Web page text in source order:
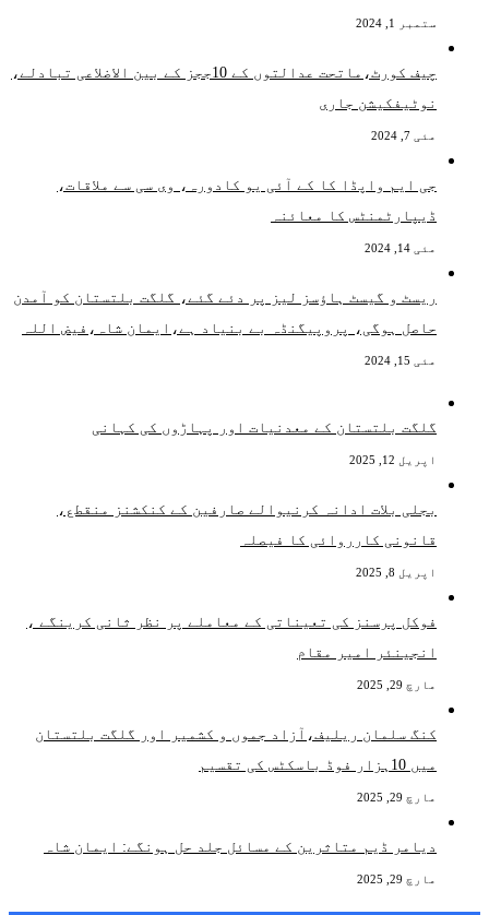
ستمبر 1, 2024
چیف کورٹ،ماتحت عدالتوں کے 10ججز کے بین الاضلاعی تبادلے،
نوٹیفکیشن جاری
مئی 7, 2024
جی ایم واپڈا کا کے آئی یو کادورہ، وی سی سے ملاقات،
ڈیپارٹمنٹس کا معائنہ
مئی 14, 2024
ریسٹ و گیسٹ ہاؤسز لیز پر دئے گئے، گلگت بلتستان کو آمدن
حاصل ہوگی، پروپیگنڈہ بے بنیاد ہے،ایمان شاہ،فیض اللہ
مئی 15, 2024
گلگت بلتستان کے معدنیات اور پہاڑوں کی کہانی
اپریل 12, 2025
بجلی بلات ادانہ کرنیوالے صارفین کے کنکشنز منقطع،
قانونی کارروائی کا فیصلہ
اپریل 8, 2025
فوکل پرسنز کی تعیناتی کے معاملے پر نظر ثانی کرینگے ،
انجینئر امیر مقام
مارچ 29, 2025
کنگ سلمان ریلیف،آزاد جموں و کشمیر اور گلگت بلتستان
میں 10ہزار فوڈ باسکٹس کی تقسیم
مارچ 29, 2025
دیامر ڈیم متاثرین کے مسائل جلد حل ہونگے: ایمان شاہ
مارچ 29, 2025